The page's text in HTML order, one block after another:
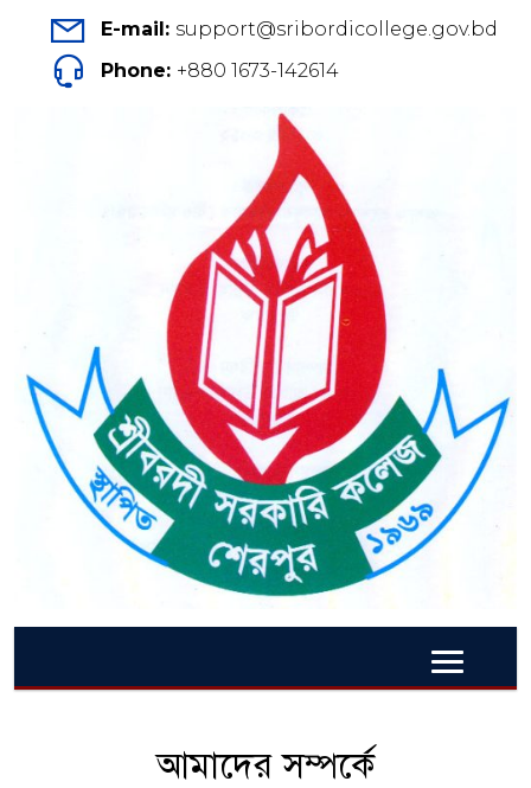
E-mail: support@sribordicollege.gov.bd
Phone: +880 1673-142614
আমাদের সম্পর্কে